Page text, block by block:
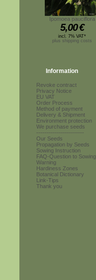
Ipomoea pauciflora
5,00€
incl. 7% VAT*
plus shipping costs
Information
Revoke contract
Privacy Notice
EU VAT
Order Process
Method of payment
Delivery & Shipment
Environment protection
We purchase seeds
------------------------
Our Seeds
Propagation by Seeds
Sowing Instruction
FAQ-Question to Sowing
Warning
Hardiness Zones
Botanical Dictionary
Link-Tips
Thank you